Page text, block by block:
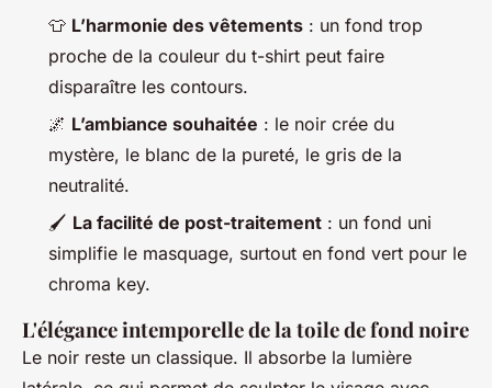
👕 L’harmonie des vêtements : un fond trop
proche de la couleur du t-shirt peut faire
disparaître les contours.
🌌 L’ambiance souhaitée : le noir crée du
mystère, le blanc de la pureté, le gris de la
neutralité.
🖌️ La facilité de post-traitement : un fond uni
simplifie le masquage, surtout en fond vert pour le
chroma key.
L'élégance intemporelle de la toile de fond noire
Le noir reste un classique. Il absorbe la lumière